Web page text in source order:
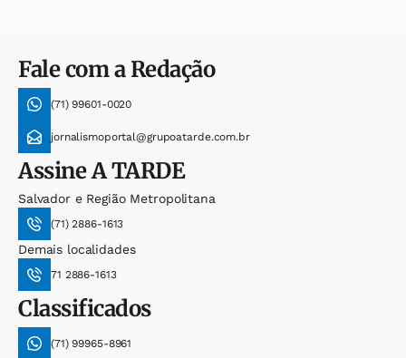
Fale com a Redação
(71) 99601-0020
jornalismoportal@grupoatarde.com.br
AssineA TARDE
Salvador e Região Metropolitana
(71) 2886-1613
Demais localidades
71 2886-1613
Classificados
(71) 99965-8961